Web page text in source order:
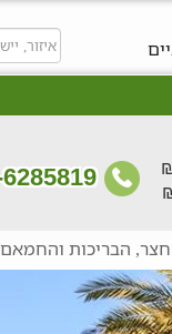
הבריכות והחמאם